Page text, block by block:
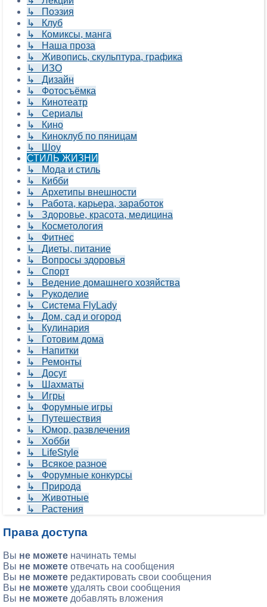
↳ Поэзия
↳ Клуб
↳ Комиксы, манга
↳ Наша проза
↳ Живопись, скульптура, графика
↳ ИЗО
↳ Дизайн
↳ Фотосъёмка
↳ Кинотеатр
↳ Сериалы
↳ Кино
↳ Киноклуб по пяницам
↳ Шоу
СТИЛЬ ЖИЗНИ
↳ Мода и стиль
↳ Кибби
↳ Архетипы внешности
↳ Работа, карьера, заработок
↳ Здоровье, красота, медицина
↳ Косметология
↳ Фитнес
↳ Диеты, питание
↳ Вопросы здоровья
↳ Спорт
↳ Ведение домашнего хозяйства
↳ Рукоделие
↳ Система FlyLady
↳ Дом, сад и огород
↳ Кулинария
↳ Готовим дома
↳ Напитки
↳ Ремонты
↳ Досуг
↳ Шахматы
↳ Игры
↳ Форумные игры
↳ Путешествия
↳ Юмор, развлечения
↳ Хобби
↳ LifeStyle
↳ Всякое разное
↳ Форумные конкурсы
↳ Природа
↳ Животные
↳ Растения
Права доступа
Вы не можете начинать темы
Вы не можете отвечать на сообщения
Вы не можете редактировать свои сообщения
Вы не можете удалять свои сообщения
Вы не можете добавлять вложения